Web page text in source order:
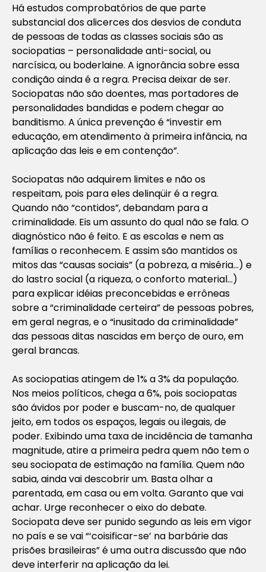
Há estudos comprobatórios de que parte
substancial dos alicerces dos desvios de conduta
de pessoas de todas as classes sociais são as
sociopatias – personalidade anti-social, ou
narcísica, ou boderlaine. A ignorância sobre essa
condição ainda é a regra. Precisa deixar de ser.
Sociopatas não são doentes, mas portadores de
personalidades bandidas e podem chegar ao
banditismo. A única prevenção é “investir em
educação, em atendimento à primeira infância, na
aplicação das leis e em contenção”.
Sociopatas não adquirem limites e não os
respeitam, pois para eles delinqüir é a regra.
Quando não “contidos”, debandam para a
criminalidade. Eis um assunto do qual não se fala. O
diagnóstico não é feito. E as escolas e nem as
famílias o reconhecem. E assim são mantidos os
mitos das “causas sociais” (a pobreza, a miséria…) e
do lastro social (a riqueza, o conforto material…)
para explicar idéias preconcebidas e errôneas
sobre a “criminalidade certeira” de pessoas pobres,
em geral negras, e o “inusitado da criminalidade”
das pessoas ditas nascidas em berço de ouro, em
geral brancas.
As sociopatias atingem de 1% a 3% da população.
Nos meios políticos, chega a 6%, pois sociopatas
são ávidos por poder e buscam-no, de qualquer
jeito, em todos os espaços, legais ou ilegais, de
poder. Exibindo uma taxa de incidência de tamanha
magnitude, atire a primeira pedra quem não tem o
seu sociopata de estimação na família. Quem não
sabia, ainda vai descobrir um. Basta olhar a
parentada, em casa ou em volta. Garanto que vai
achar. Urge reconhecer o eixo do debate.
Sociopata deve ser punido segundo as leis em vigor
no país e se vai “‘coisificar-se’ na barbárie das
prisões brasileiras” é uma outra discussão que não
deve interferir na aplicação da lei.